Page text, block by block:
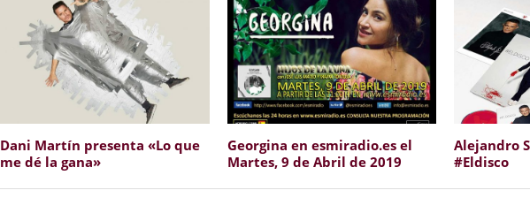
Dani Martín presenta «Lo que
me dé la gana»
Georgina en esmiradio.es el
Martes, 9 de Abril de 2019
Alejandro
#Eldisco